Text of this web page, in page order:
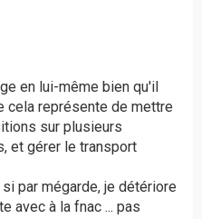
en lui-même bien qu'il
cela représente de mettre
sur plusieurs
et gérer le transport
par mégarde, je détériore
avec à la fnac ... pas